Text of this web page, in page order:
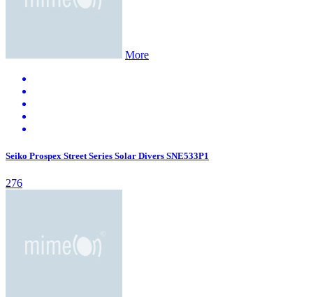
More
Seiko Prospex Street Series Solar Divers SNE533P1
276